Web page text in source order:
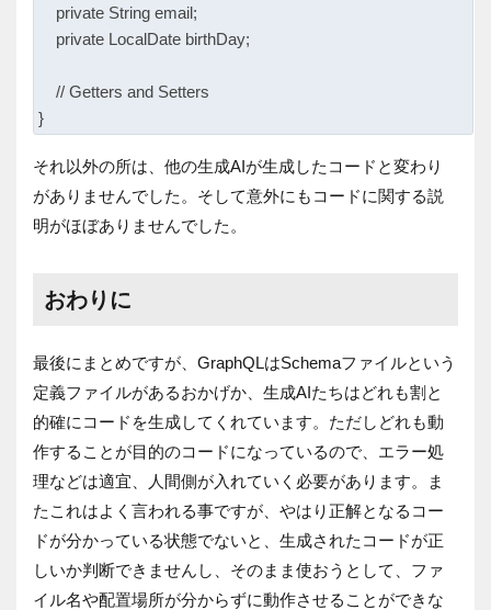
    private String email;
    private LocalDate birthDay;
    // Getters and Setters
}
それ以外の所は、他の生成AIが生成したコードと変わり
がありませんでした。そして意外にもコードに関する説
明がほぼありませんでした。
おわりに
最後にまとめですが、GraphQLはSchemaファイルという
定義ファイルがあるおかげか、生成AIたちはどれも割と
的確にコードを生成してくれています。ただしどれも動
作することが目的のコードになっているので、エラー処
理などは適宜、人間側が入れていく必要があります。ま
たこれはよく言われる事ですが、やはり正解となるコー
ドが分かっている状態でないと、生成されたコードが正
しいか判断できませんし、そのまま使おうとして、ファ
イル名や配置場所が分からずに動作させることができな